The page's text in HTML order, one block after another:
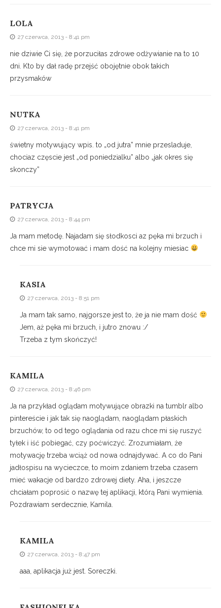
LOLA
27 czerwca, 2013 - 8:41 pm
nie dziwie Ci się, że porzuciłas zdrowe odżywianie na to 10
dni. Kto by dał radę przejść obojętnie obok takich
przysmaków
NUTKA
27 czerwca, 2013 - 8:41 pm
świetny motywujący wpis. to „od jutra” mnie przesladuje,
chociaz częscie jest „od poniedzialku” albo „jak okres się
skonczy”
PATRYCJA
27 czerwca, 2013 - 8:44 pm
Ja mam metodę. Najadam się słodkosci az pęka mi brzuch i
chce mi sie wymotować i mam dość na kolejny miesiac
KASIA
27 czerwca, 2013 - 8:51 pm
Ja mam tak samo, najgorsze jest to, że ja nie mam dość
Jem, aż pęka mi brzuch, i jutro znowu :/
Trzeba z tym skończyć!
KAMILA
27 czerwca, 2013 - 8:46 pm
Ja na przykład oglądam motywujące obrazki na tumblr albo
pintereście i jak tak się naoglądam, naoglądam płaskich
brzuchów, to od tego oglądania od razu chce mi się ruszyć
tyłek i iść pobiegać, czy poćwiczyć. Zrozumiałam, że
motywację trzeba wciąż od nowa odnajdywać. A co do Pani
jadłospisu na wycieczce, to moim zdaniem trzeba czasem
mieć wakacje od bardzo zdrowej diety. Aha, i jeszcze
chciałam poprosić o nazwę tej aplikacji, którą Pani wymienia.
Pozdrawiam serdecznie, Kamila.
KAMILA
27 czerwca, 2013 - 8:47 pm
aaa, aplikacja już jest. Soreczki.